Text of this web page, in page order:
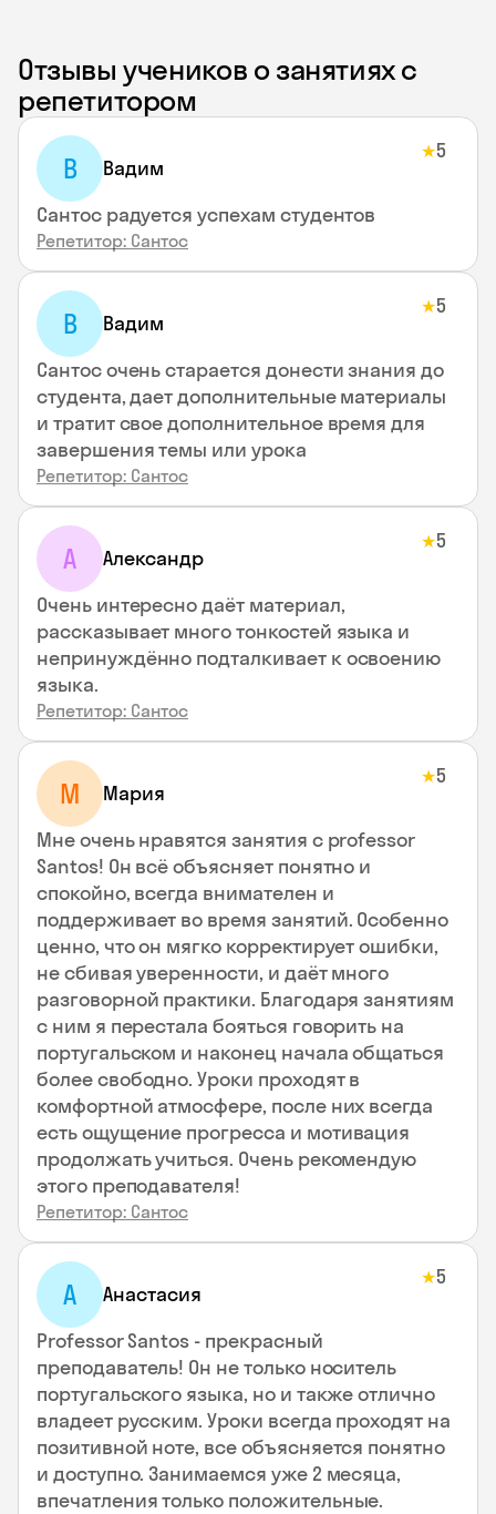
Отзывы учеников о занятиях с
репетитором
В Вадим
★5
Сантос радуется успехам студентов
Репетитор: Сантос
В Вадим
★5
Сантос очень старается донести знания до
студента, дает дополнительные материалы
и тратит свое дополнительное время для
завершения темы или урока
Репетитор: Сантос
А Александр
★5
Очень интересно даёт материал,
рассказывает много тонкостей языка и
непринуждённо подталкивает к освоению
языка.
Репетитор: Сантос
М Мария
★5
Мне очень нравятся занятия с professor
Santos! Он всё объясняет понятно и
спокойно, всегда внимателен и
поддерживает во время занятий. Особенно
ценно, что он мягко корректирует ошибки,
не сбивая уверенности, и даёт много
разговорной практики. Благодаря занятиям
с ним я перестала бояться говорить на
португальском и наконец начала общаться
более свободно. Уроки проходят в
комфортной атмосфере, после них всегда
есть ощущение прогресса и мотивация
продолжать учиться. Очень рекомендую
этого преподавателя!
Репетитор: Сантос
А Анастасия
★5
Professor Santos - прекрасный
преподаватель! Он не только носитель
португальского языка, но и также отлично
владеет русским. Уроки всегда проходят на
позитивной ноте, все объясняется понятно
и доступно. Занимаемся уже 2 месяца,
впечатления только положительные.